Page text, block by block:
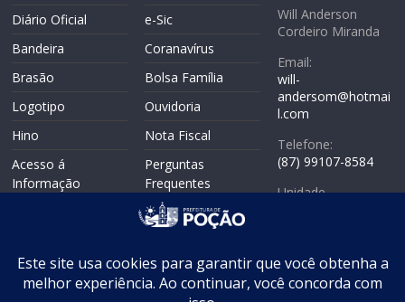
Diário Oficial
Bandeira
Brasão
Logotipo
Hino
Acesso á
Informação
e-Sic
Coranavírus
Bolsa Família
Ouvidoria
Nota Fiscal
Perguntas
Frequentes
Politicas de
Privacidade
Will Anderson
Cordeiro Miranda
Email:
will-
andersom@hotmai
l.com
Telefone:
(87) 99107-8584
Unidade